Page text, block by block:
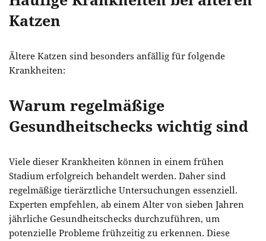
Katzen
Ältere Katzen sind besonders anfällig für folgende
Krankheiten:
Warum regelmäßige
Gesundheitschecks wichtig sind
Viele dieser Krankheiten können in einem frühen
Stadium erfolgreich behandelt werden. Daher sind
regelmäßige tierärztliche Untersuchungen essenziell.
Experten empfehlen, ab einem Alter von sieben Jahren
jährliche Gesundheitschecks durchzuführen, um
potenzielle Probleme frühzeitig zu erkennen. Diese